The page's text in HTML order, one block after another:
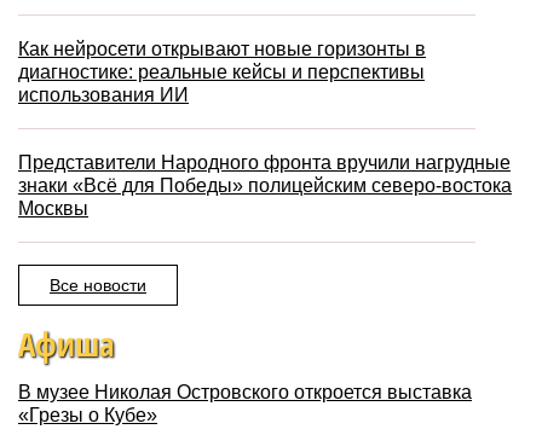
Как нейросети открывают новые горизонты в
диагностике: реальные кейсы и перспективы
использования ИИ
Представители Народного фронта вручили нагрудные
знаки «Всё для Победы» полицейским северо-востока
Москвы
Все новости
Афиша
В музее Николая Островского откроется выставка
«Грезы о Кубе»